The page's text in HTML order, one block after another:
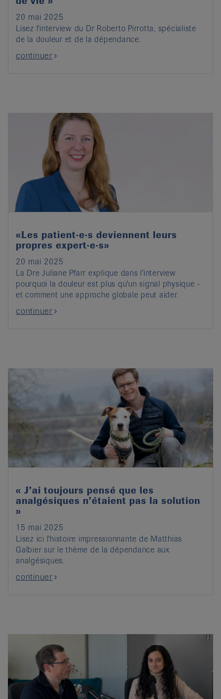
20 mai 2025
Lisez l'interview du Dr Roberto Pirrotta, spécialiste
de la douleur et de la dépendance.
continuer
«Les patient·e·s deviennent leurs
propres expert·e·s»
20 mai 2025
La Dre Juliane Pfarr explique dans l'interview
pourquoi la douleur est plus qu'un signal physique -
et comment une approche globale peut aider.
continuer
« J’ai toujours pensé que les
analgésiques n’étaient pas la solution
»
15 mai 2025
Lisez ici l'histoire impressionnante de Matthias
Galbier sur le thème de la dépendance aux
analgésiques.
continuer